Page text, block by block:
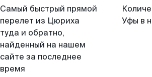
Самый быстрый прямой
перелет из Цюриха
туда и обратно,
найденный на нашем
сайте за последнее
время
Уфы в